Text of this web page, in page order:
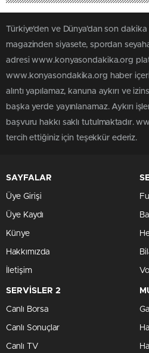
Türkiye'den ve Dünya’dan son dakika
magazinden siyasete, spordan
adresi www.konyasondakika.org
www.konyasondakika.org haber
alıntı yapılamaz, kanuna aykırı ve
başka yerde yayınlanamaz. Aykırı
başvuru hakkı saklı tutulmaktadır.
tercih ettiğiniz için teşekkür ederiz.
SAYFALAR
Üye Girişi
Üye Kaydı
Künye
Hakkımızda
İletişim
SERVİSLER 2
Canlı Borsa
Canlı Sonuçlar
Canlı TV